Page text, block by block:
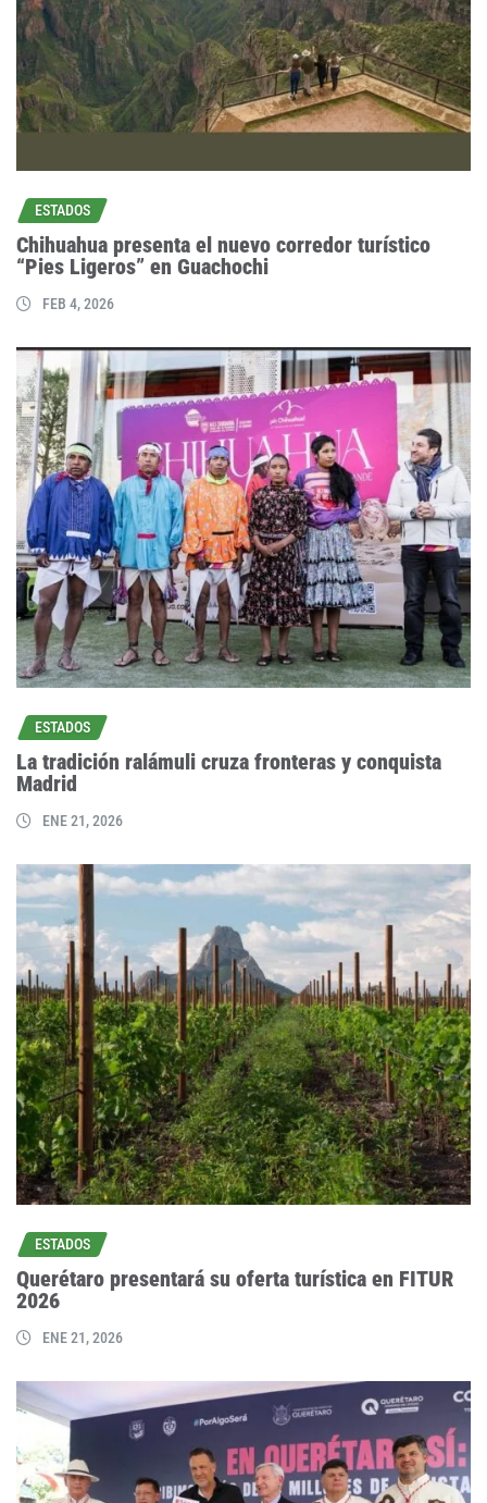
ESTADOS
Chihuahua presenta el nuevo corredor turístico
“Pies Ligeros” en Guachochi
FEB 4, 2026
ESTADOS
La tradición ralámuli cruza fronteras y conquista
Madrid
ENE 21, 2026
ESTADOS
Querétaro presentará su oferta turística en FITUR
2026
ENE 21, 2026